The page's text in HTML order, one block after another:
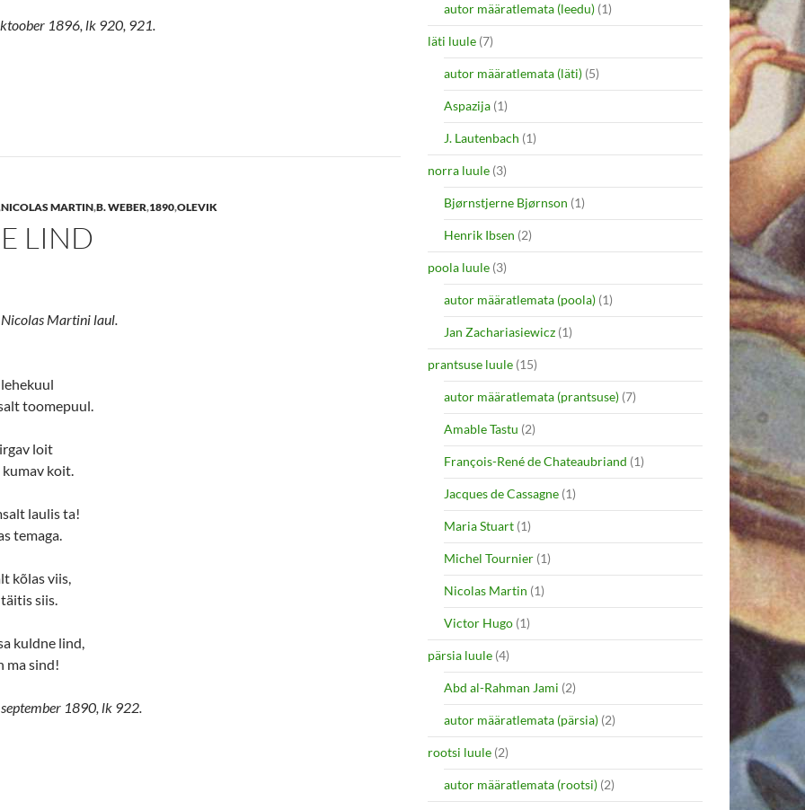
1896, lk 920, 921.
NICOLAS MARTIN,B. WEBER,1890,OLEVIK
LIND
Martini laul.
toomepuul.
loit
koit.
laulis ta!
temaga.
kõlas viis,
siis.
kuldne lind,
ma sind!
1890, lk 922.
autor määratlemata (leedu) (1)
läti luule (7)
autor määratlemata (läti) (5)
Aspazija (1)
J. Lautenbach (1)
norra luule (3)
Bjørnstjerne Bjørnson (1)
Henrik Ibsen (2)
poola luule (3)
autor määratlemata (poola) (1)
Jan Zachariasiewicz (1)
prantsuse luule (15)
autor määratlemata (prantsuse) (7)
Amable Tastu (2)
François-René de Chateaubriand (1)
Jacques de Cassagne (1)
Maria Stuart (1)
Michel Tournier (1)
Nicolas Martin (1)
Victor Hugo (1)
pärsia luule (4)
Abd al-Rahman Jami (2)
autor määratlemata (pärsia) (2)
rootsi luule (2)
autor määratlemata (rootsi) (2)